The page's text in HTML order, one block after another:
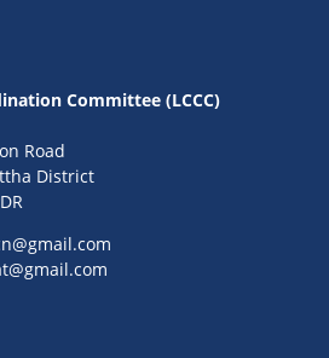
Committee (LCCC)
Road
District